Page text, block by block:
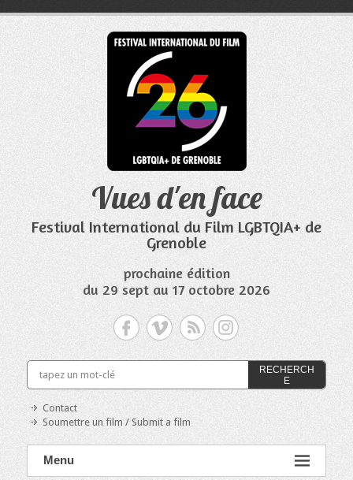
Vues d'en face
Festival International du Film LGBTQIA+ de
Grenoble
prochaine édition
du 29 sept au 17 octobre 2026
RECHERCH
E
Contact
Soumettre un film / Submit a film
Menu